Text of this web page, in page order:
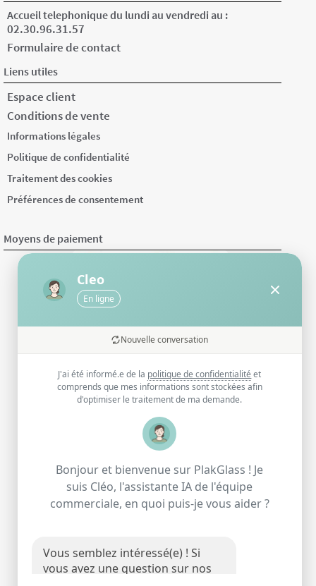
Accueil telephonique du lundi au vendredi au :
02.30.96.31.57
Formulaire de contact
Liens utiles
Espace client
Conditions de vente
Informations légales
Politique de confidentialité
Traitement des cookies
Préférences de consentement
Moyens de paiement
Consulter les Conditions Générales du paiement en plusieurs fois FLOA
Cleo
En ligne
Nouvelle conversation
J'ai été informé.e de la politique de confidentialité et
comprends que mes informations sont stockées afin
d'optimiser le traitement de ma demande.
Bonjour et bienvenue sur PlakGlass ! Je
suis Cléo, l'assistante IA de l'équipe
commerciale, en quoi puis-je vous aider ?
Vous semblez intéressé(e) ! Si
vous avez une question sur nos